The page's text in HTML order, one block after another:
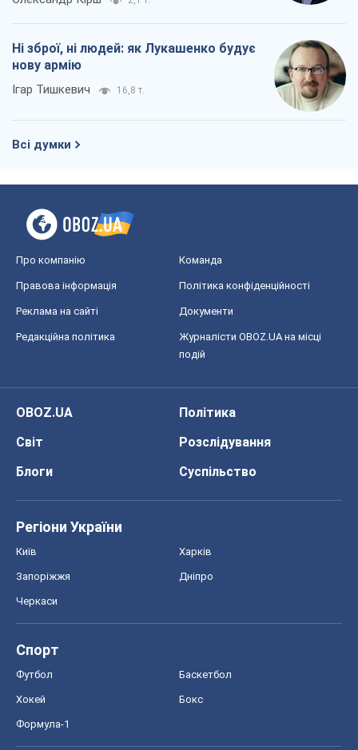
Ні зброї, ні людей: як Лукашенко будує
нову армію
Ігар Тишкевич 16,8 т.
Всі думки
Про компанію Команда
Правова інформація Політика конфіденційності
Реклама на сайті Документи
Редакційна політика
Журналісти OBOZ.UA на місці
подій
OBOZ.UA
Політика
Світ
Розслідування
Блоги
Суспільство
Регіони України
Київ Харків
Запоріжжя Дніпро
Черкаси
Спорт
Футбол Баскетбол
Хокей Бокс
Формула-1